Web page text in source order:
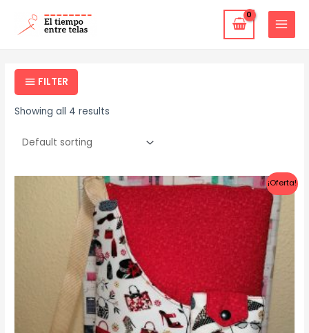
MAIN
MENU
FILTER
Showing all 4 results
¡Oferta!